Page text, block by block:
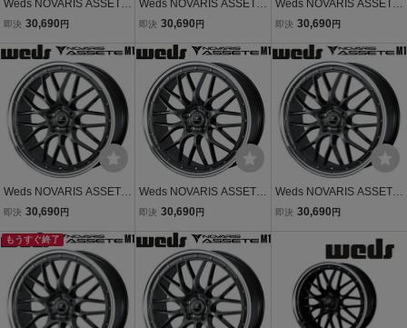
Weds NOVARIS ASSETE
M1 ガンメタ/リムポリッ
穴/PCD114.3+45 ハブ径:7
即決 30,690 円
Weds NOVARIS ASSETE
M1 ガンメタ/リムポリッ
穴/PCD114.3+45 ハブ径:7
即決 30,690 円
Weds NOVARIS ASSETE
M1 ガンメタ/リムポリッ
穴/PCD114.3+35 ハブ径:7
即決 30,690 円
Weds NOVARIS ASSETE
M1 ガンメタ/リムポリッ
穴/PCD114.3+35 ハブ径:7
即決 30,690 円
Weds NOVARIS ASSETE
M1 ガンメタ/リムポリッ
45 ハブ径:73φ
即決 30,690 円
Weds NOVARIS ASSETE
M1 ガンメタ/リムポリッ
即決 30,690 円
もうすぐ終了